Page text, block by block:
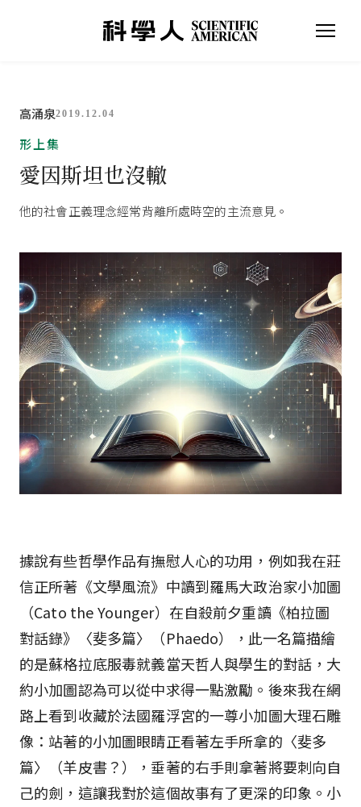
高涌泉2019.12.04
形上集
愛因斯坦也沒轍
他的社會正義理念經常背離所處時空的主流意見。
據說有些哲學作品有撫慰人心的功用，例如我在莊
信正所著《文學風流》中讀到羅馬大政治家小加圖
（Cato the Younger）在自殺前夕重讀《柏拉圖
對話錄》〈斐多篇〉（Phaedo），此一名篇描繪
的是蘇格拉底服毒就義當天哲人與學生的對話，大
約小加圖認為可以從中求得一點激勵。後來我在網
路上看到收藏於法國羅浮宮的一尊小加圖大理石雕
像：站著的小加圖眼睛正看著左手所拿的〈斐多
篇〉（羊皮書？），垂著的右手則拿著將要刺向自
己的劍，這讓我對於這個故事有了更深的印象。小